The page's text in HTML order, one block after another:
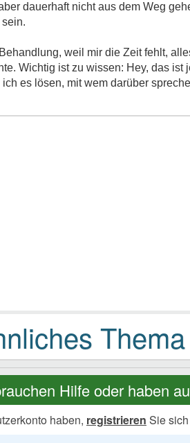
dauerhaft nicht aus dem Weg
weil mir die Zeit fehlt,
Wichtig ist zu wissen: Hey, das
es lösen, mit wem darüber
Hilfe oder haben
haben, registrieren Sie